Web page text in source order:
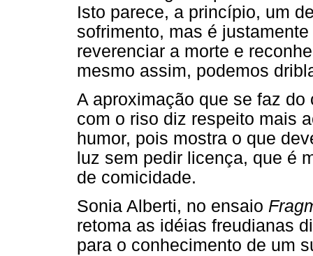
Isto parece, a princípio, um
sofrimento, mas é
reverenciar a morte e
mesmo assim, podemos
A aproximação que se faz
com o riso diz respeito mais
humor, pois mostra o que
luz sem pedir licença, que é
de comicidade.
Sonia Alberti, no ensaio
retoma as idéias freudianas
para o conhecimento de um